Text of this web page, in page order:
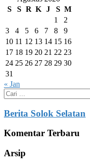
S
S R K J S M
1
2
3
4 5 6 7 8
9
10 11 12 13 14 15 16
17 18 19 20 21 22 23
24 25 26 27 28 29 30
31
« Jan
Cari
untuk:
Berita Solok Selatan
Komentar Terbaru
Arsip